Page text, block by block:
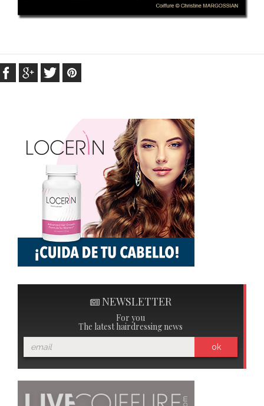
NEWSLETTER
For you
The latest hairdressing news
ok